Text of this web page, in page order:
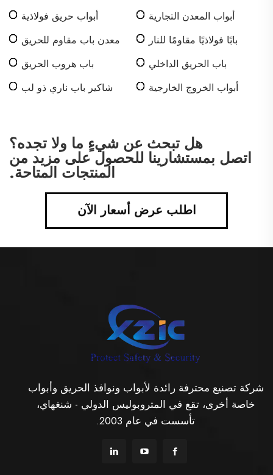
أبواب المعدن التجارية
أبواب حريق فولاذية
بابًا فولاذيًا مقاومًا للنار
معدن باب مقاوم للحريق
باب الحريق الداخلي
باب هروب الحريق
أبواب الخروج الخارجية
شاكير باب ناري ذو لب
هل تبحث عن شيءٍ ما ولا تجده؟
اتصل بمستشارينا للحصول على مزيد من
المنتجات المتاحة.
اطلب عرض أسعار الآن
شركة تصنيع محترفة رائدة لأبواب ونوافذ الحريق وأبواب
خاصة أخرى، تقع في المتروبوليس الدولي - شنغهاي،
تأسست في عام 2003.